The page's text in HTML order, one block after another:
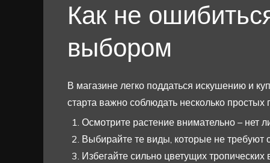
Как не
выбором
В магазине легко поддаться искушению и
старта важно соблюдать несколько простых
Осмотрите растение внимательно – нет
Выбирайте те виды, которые не требуют
Избегайте сильно цветущих